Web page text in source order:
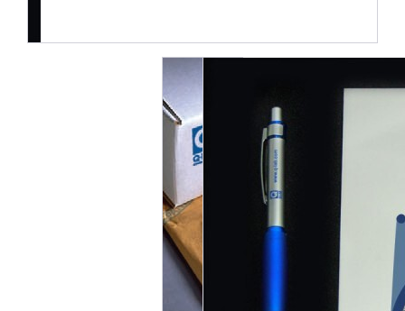
2件中1件の画像